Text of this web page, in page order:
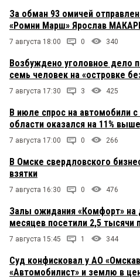
За обман 93 омичей
«Ромни Марш» Ярослав
7 августа 18:00 0 340
Возбуждено уголовное дело
семь человек на «островке
7 августа 17:30 3 425
В июле спрос на автомобили
области оказался на 11%
7 августа 17:00 0 266
В Омске свердловского
взятки
7 августа 16:30 0 476
Залы ожидания «Комфорт» на
месяцев посетили 2,5 тысячи
7 августа 15:45 1 344
Суд конфисковал у АО
«Автомобилист» и землю в